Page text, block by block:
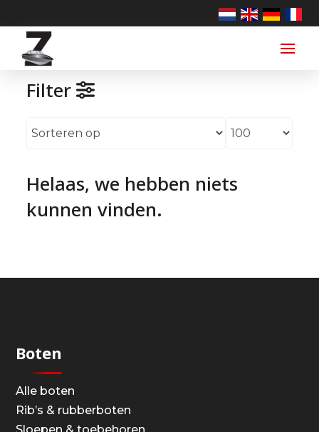
Filter
Helaas, we hebben niets
kunnen vinden.
Boten
Alle boten
Rib’s & rubberboten